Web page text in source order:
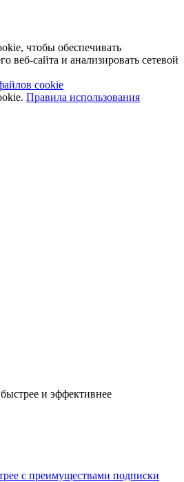
чтобы обеспечивать
веб-сайта и анализировать сетевой
cookie
Правила использования
и эффективнее
с преимуществами подписки